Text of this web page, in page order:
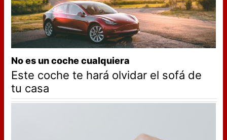
No es un coche cualquiera
Este coche te hará olvidar el sofá de
tu casa